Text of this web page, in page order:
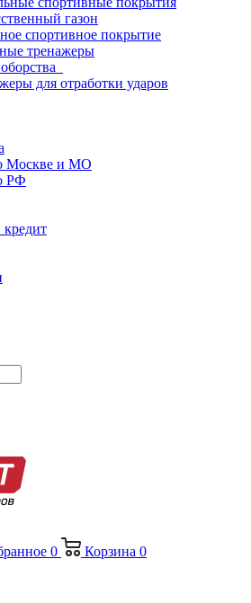
газон
спортивное покрытие
тренажеры
для отработки ударов
Москве и МО
РФ
кредит
0 Корзина 0